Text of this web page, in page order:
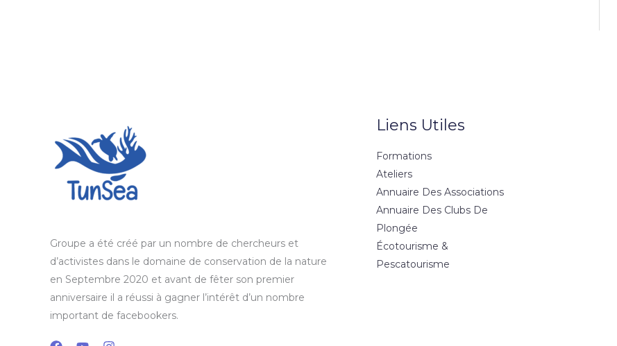
Groupe a été créé par un nombre de chercheurs et
d’activistes dans le domaine de conservation de la nature
en Septembre 2020 et avant de fêter son premier
anniversaire il a réussi à gagner l’intérêt d’un nombre
important de facebookers.
Liens Utiles
Formations
Ateliers
Annuaire Des Associations
Annuaire Des Clubs De
Plongée
Écotourisme &
Pescatourisme